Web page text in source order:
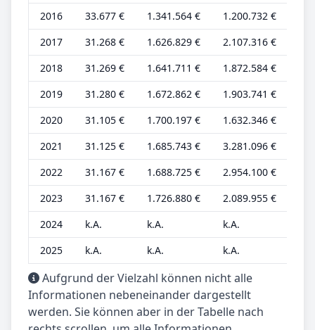
2016
33.677 € 1.341.564 € 1.200.732 €
2017
31.268 € 1.626.829 € 2.107.316 €
2018
31.269 € 1.641.711 € 1.872.584 €
2019
31.280 € 1.672.862 € 1.903.741 €
2020
31.105 € 1.700.197 € 1.632.346 €
2021
31.125 € 1.685.743 € 3.281.096 €
2022
31.167 € 1.688.725 € 2.954.100 €
2023
31.167 € 1.726.880 € 2.089.955 €
2024
k.A. k.A. k.A.
2025
k.A. k.A. k.A.
Aufgrund der Vielzahl können nicht alle
Informationen nebeneinander dargestellt
werden. Sie können aber in der Tabelle nach